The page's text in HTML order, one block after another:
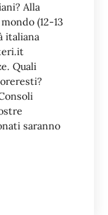
Alla
(12-13
italiana
Quali
saranno